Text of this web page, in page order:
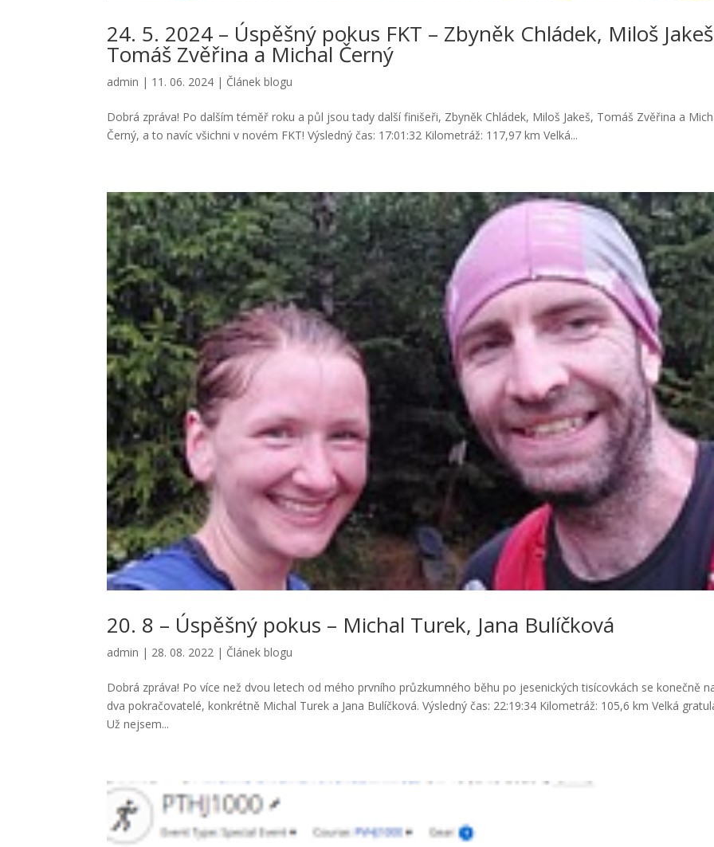
24. 5. 2024 – Úspěšný pokus FKT – Zbyněk Chládek, Miloš
Tomáš Zvěřina a Michal Černý
admin | 11. 06. 2024 | Článek blogu
Dobrá zpráva! Po dalším téměř roku a půl jsou tady další finišeři, Zbyněk Chládek, Miloš Jakeš, Tomáš Zvěřina a
Černý, a to navíc všichni v novém FKT! Výsledný čas: 17:01:32 Kilometráž: 117,97 km Velká...
20. 8 – Úspěšný pokus – Michal Turek, Jana Bulíčková
admin | 28. 08. 2022 | Článek blogu
Dobrá zpráva! Po více než dvou letech od mého prvního průzkumného běhu po jesenických tisícovkách se konečně
dva pokračovatelé, konkrétně Michal Turek a Jana Bulíčková. Výsledný čas: 22:19:34 Kilometráž: 105,6 km Velká
Už nejsem...